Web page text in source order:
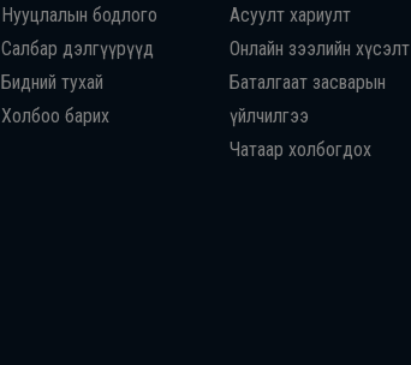
Нууцлалын бодлого
Салбар дэлгүүрүүд
Бидний тухай
Холбоо барих
Асуулт хариулт
Онлайн зээлийн хүсэлт
Баталгаат засварын
үйлчилгээ
Чатаар холбогдох